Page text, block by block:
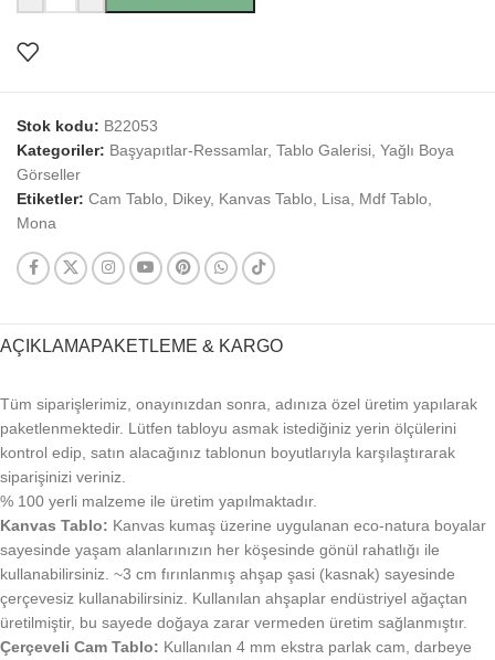
Stok kodu: B22053
Kategoriler: Başyapıtlar-Ressamlar, Tablo Galerisi Yağlı Boya
Görseller
Etiketler: Cam Tablo Dikey, Kanvas Tablo Lisa Mdf Tablo
Mona
AÇIKLAMAPAKETLEME & KARGO
Tüm siparişlerimiz, onayınızdan sonra, adınıza özel üretim yapılarak
paketlenmektedir. Lütfen tabloyu asmak istediğiniz yerin ölçülerini
kontrol edip, satın alacağınız tablonun boyutlarıyla karşılaştırarak
siparişinizi veriniz.
% 100 yerli malzeme ile üretim yapılmaktadır.
Kanvas Tablo: Kanvas kumaş üzerine uygulanan eco-natura boyalar
sayesinde yaşam alanlarınızın her köşesinde gönül rahatlığı ile
kullanabilirsiniz. ~3 cm fırınlanmış ahşap şasi (kasnak) sayesinde
çerçevesiz kullanabilirsiniz. Kullanılan ahşaplar endüstriyel ağaçtan
üretilmiştir, bu sayede doğaya zarar vermeden üretim sağlanmıştır.
Çerçeveli Cam Tablo: Kullanılan 4 mm ekstra parlak cam, darbeye